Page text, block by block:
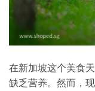
在新加坡这个美食
缺乏营养。然而，